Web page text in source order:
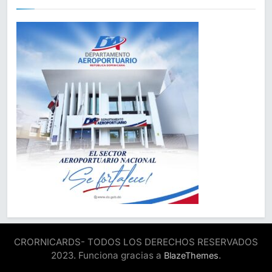
CRORNICARDS- TODOS LOS DERECHOS RESERVADOS
2023. Funciona gracias a BlazeThemes.